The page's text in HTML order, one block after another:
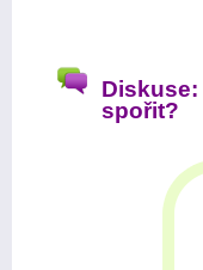
spořit?